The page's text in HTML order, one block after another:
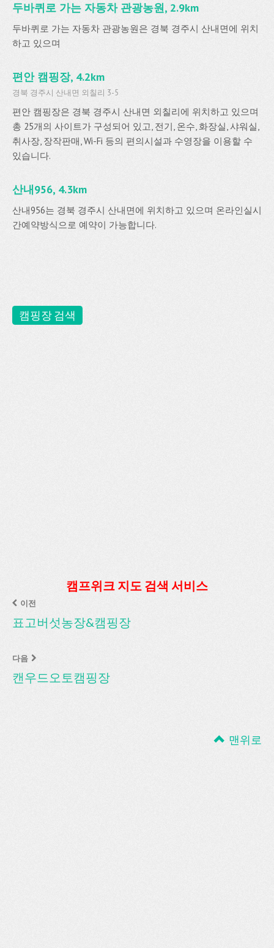
두바퀴로 가는 자동차 관광농원, 2.9km
두바퀴로 가는 자동차 관광농원은 경북 경주시 산내면에 위치
하고 있으며
편안 캠핑장, 4.2km
경북 경주시 산내면 외칠리 3-5
편안 캠핑장은 경북 경주시 산내면 외칠리에 위치하고 있으며
총 25개의 사이트가 구성되어 있고, 전기, 온수, 화장실, 샤워실,
취사장, 장작판매, Wi-Fi 등의 편의시설과 수영장을 이용할 수
있습니다.
산내956, 4.3km
산내956는 경북 경주시 산내면에 위치하고 있으며 온라인실시
간예약방식으로 예약이 가능합니다.
캠핑장 검색
캠프위크 지도 검색 서비스
이전
표고버섯농장&캠핑장
다음
캔우드오토캠핑장
맨위로